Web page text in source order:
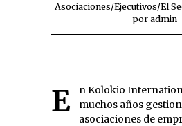
Asociaciones/Ejecutivos/El
por admin
En Kolokio International llevamos
muchos años
asociaciones de